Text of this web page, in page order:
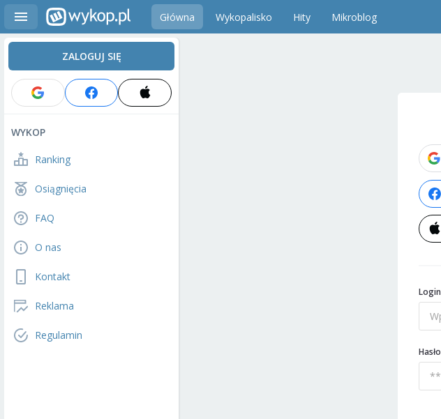
Główna Wykopalisko Hity Mikroblog
ZALOGUJ SIĘ
WYKOP
Ranking
Osiągnięcia
FAQ
O nas
Kontakt
Reklama
Regulamin
Login
Hasło